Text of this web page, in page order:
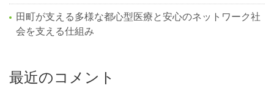
田町が支える多様な都心型医療と安心のネットワーク社
会を支える仕組み
最近のコメント